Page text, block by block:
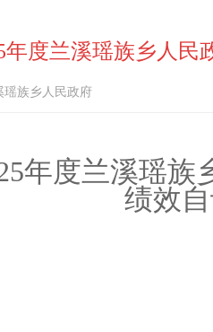
年度兰溪瑶族乡人民
瑶族乡人民政府
年度兰溪瑶族
绩效